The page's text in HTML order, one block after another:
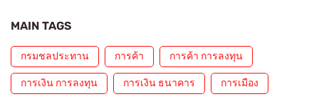
MAIN TAGS
กรมชลประทาน การค้า การค้า การลงทุน
การเงิน การลงทุน การเงิน ธนาคาร การเมือง